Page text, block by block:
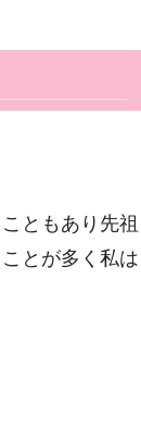
ともあり先祖
とが多く私は